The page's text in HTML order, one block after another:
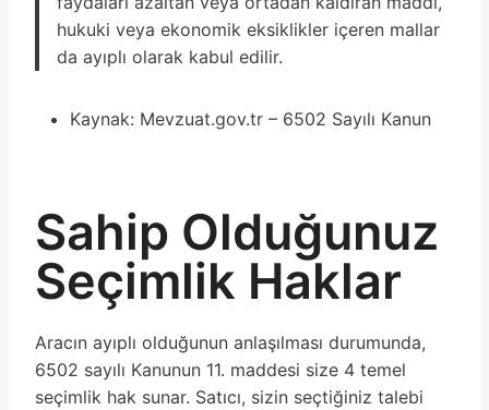
hukuki veya ekonomik eksiklikler içeren mallar
da ayıplı olarak kabul edilir.
Kaynak: Mevzuat.gov.tr – 6502 Sayılı Kanun
Sahip Olduğunuz
Seçimlik Haklar
Aracın ayıplı olduğunun anlaşılması durumunda,
6502 sayılı Kanunun 11. maddesi size 4 temel
seçimlik hak sunar. Satıcı, sizin seçtiğiniz talebi